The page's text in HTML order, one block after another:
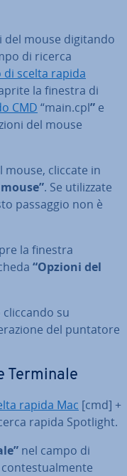
mouse digitando
di ricerca
di scelta rapida
la finestra di
CMD “main.cpl” e
del mouse
mouse, cliccate in
. Se uti­liz­za­te
passaggio non è
la finestra
“Opzioni del
su
del puntatore
Terminale
rapida Mac [cmd] +
rapida Spotlight.
nel campo di